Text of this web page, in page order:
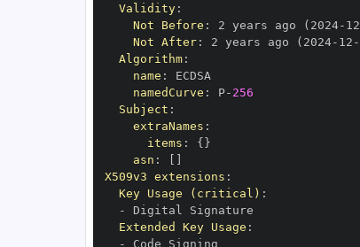
Validity:
Not Before : 2 years ago (2024- 12
Not After: 2 years ago (2024- 12 -
Algorithm:
name :
namedCurve : P- 256
Subject :
extraNames :
items : { }
asn :
X509v3 extensions :
Key Usage (critical) :
-
Extended Key Usage :
-